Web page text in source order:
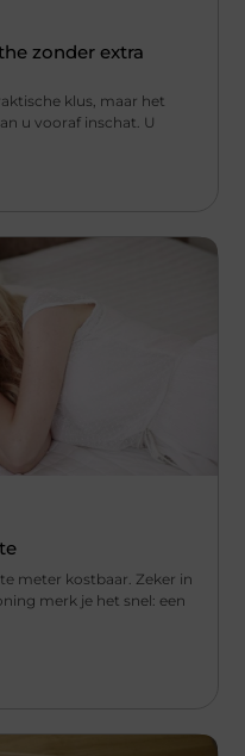
zonder extra
klus, maar het
u vooraf inschat. U
meter kostbaar. Zeker in
merk je het snel: een